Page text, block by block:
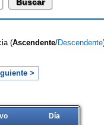
(Ascendente/Descendente
>
Día